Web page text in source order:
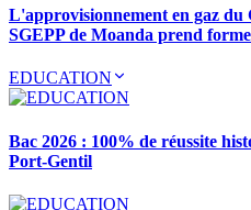
L'approvisionnement en gaz du
SGEPP de Moanda prend
EDUCATION
Bac 2026 : 100% de réussite
Port-Gentil